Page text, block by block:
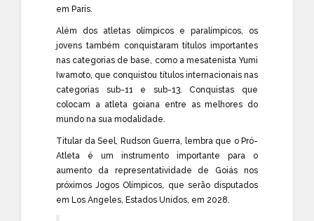
em Paris.
Além dos atletas olímpicos e paralímpicos, os
jovens também conquistaram títulos importantes
nas categorias de base, como a mesatenista Yumi
Iwamoto, que conquistou títulos internacionais nas
categorias sub-11 e sub-13. Conquistas que
colocam a atleta goiana entre as melhores do
mundo na sua modalidade.
Titular da Seel, Rudson Guerra, lembra que o Pró-
Atleta é um instrumento importante para o
aumento da representatividade de Goiás nos
próximos Jogos Olímpicos, que serão disputados
em Los Angeles, Estados Unidos, em 2028.